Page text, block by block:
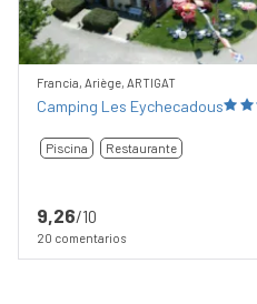
Francia, Ariège, ARTIGAT
Camping Les Eychecadous
Piscina Restaurante
9,26/10
20 comentarios